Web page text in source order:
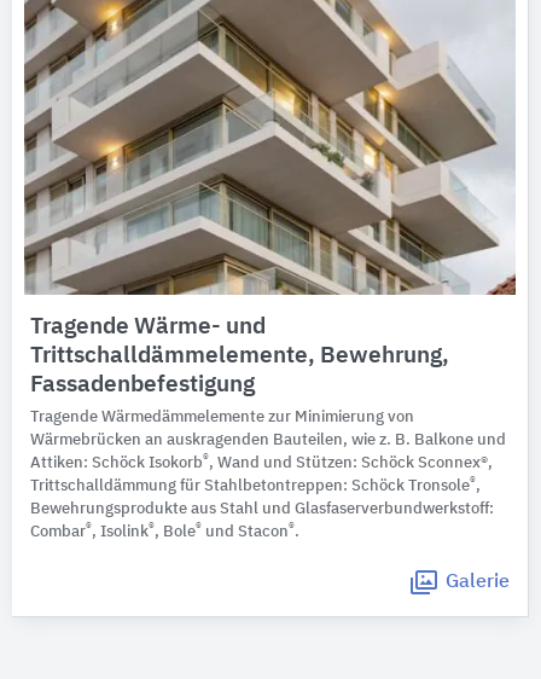
Tragende Wärme- und
Trittschalldämmelemente, Bewehrung,
Fassadenbefestigung
Tragende Wärmedämmelemente zur Minimierung von
Wärmebrücken an auskragenden Bauteilen, wie z. B. Balkone und
Attiken: Schöck Isokorb®, Wand und Stützen: Schöck Sconnex®,
Trittschalldämmung für Stahlbetontreppen: Schöck Tronsole®,
Bewehrungsprodukte aus Stahl und Glasfaserverbundwerkstoff:
Combar®, Isolink®, Bole® und Stacon®.
Galerie